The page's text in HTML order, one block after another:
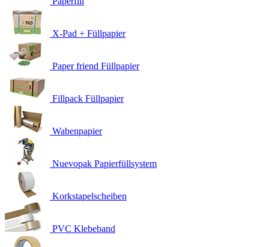
X-Pad + Füllpapier
Paper friend Füllpapier
Fillpack Füllpapier
Wabenpapier
Nuevopak Papierfüllsystem
Korkstapelscheiben
PVC Klebeband